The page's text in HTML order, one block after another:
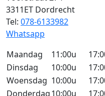
3311ET Dordrecht
Tel: 078-6133982
Whatsapp
Maandag
11:00u
Dinsdag
10:00u
Woensdag 10:00u
Donderdag10:00u